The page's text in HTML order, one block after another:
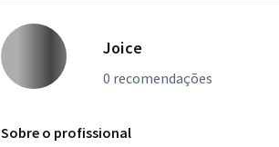
Joice
0 recomendações
Sobre o profissional